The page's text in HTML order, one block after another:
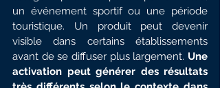
un événement sportif ou une période
touristique. Un produit peut devenir
visible dans certains établissements
avant de se diffuser plus largement. Une
activation peut générer des résultats